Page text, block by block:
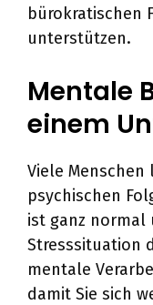
bürokratischen
unterstützen.
Mentale
einem
Viele
psychischen
ist ganz normal
Stresssituation
mentale
damit Sie sich